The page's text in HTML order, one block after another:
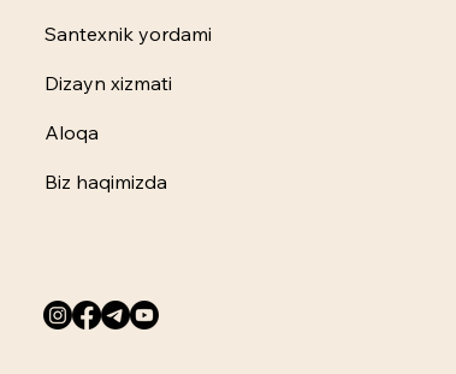
Santexnik yordami
Dizayn xizmati
Aloqa
Biz haqimizda